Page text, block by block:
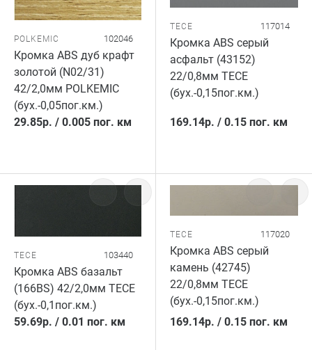
POLKEMIC 102046
Кромка ABS дуб крафт
золотой (N02/31)
42/2,0мм POLKEMIC
(бух.-0,05пог.км.)
29.85р. / 0.005 пог. км
TECE 117014
Кромка ABS серый
асфальт (43152)
22/0,8мм TECE
(бух.-0,15пог.км.)
169.14р. / 0.15 пог. км
TECE 103440
Кромка ABS базальт
(166BS) 42/2,0мм TECE
(бух.-0,1пог.км.)
59.69р. / 0.01 пог. км
TECE 117020
Кромка ABS серый
камень (42745)
22/0,8мм TECE
(бух.-0,15пог.км.)
169.14р. / 0.15 пог. км